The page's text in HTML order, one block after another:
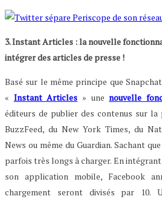
3. Instant Articles : la nouvelle
intégrer des articles de presse !
Basé sur le même principe que
« Instant Articles » unenouvelle
éditeurs de publier des contenus sur la
BuzzFeed, du New York Times, du
News ou même du Guardian. Sachant
parfois très longs à charger. En
son application mobile, Facebook
chargement seront divisés par 10.